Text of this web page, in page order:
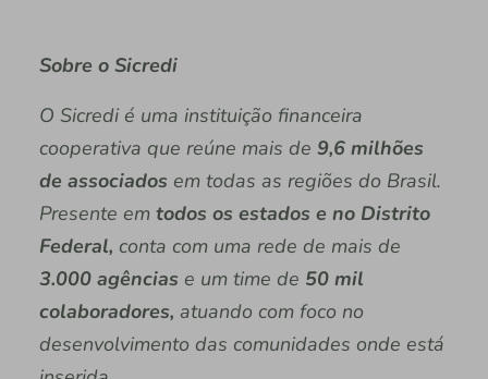
Sobre o Sicredi
O Sicredi é uma instituição financeira
cooperativa que reúne mais de 9,6 milhões
de associados em todas as regiões do Brasil.
Presente em todos os estados e no Distrito
Federal, conta com uma rede de mais de
3.000 agências e um time de 50 mil
colaboradores, atuando com foco no
desenvolvimento das comunidades onde está